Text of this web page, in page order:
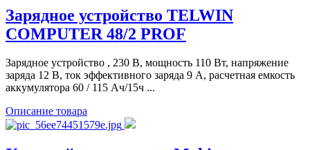
Зарядное устройство TELWIN
COMPUTER 48/2 PROF
Зарядное устройство , 230 В, мощность 110 Вт, напряжение
заряда 12 В, ток эффективного заряда 9 А, расчетная емкость
аккумулятора 60 / 115 Ач/15ч ...
Описание товара